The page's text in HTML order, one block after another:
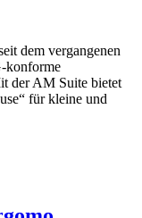
dem vergangenen
konforme
der AM Suite bietet
für kleine und